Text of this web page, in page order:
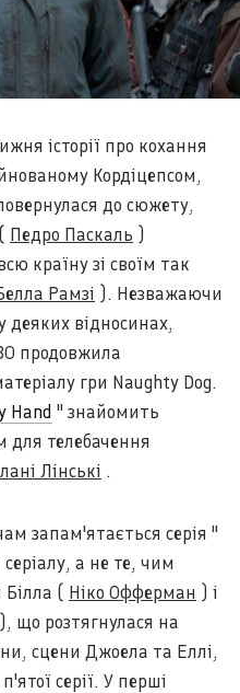
історії про кохання
Кордіцепсом,
до сюжету,
Педро Паскаль )
країну зі своїм так
Рамзі ). Незважаючи
деяких відносинах,
продовжила
гри Naughty Dog.
Hand " знайомить
для телебачення
Лінські .
запам'ятається серія "
серіалу, а не те, чим
Білла ( Ніко Офферман ) і
), що розтягнулася на
сцени Джоела та Еллі,
серії. У перші